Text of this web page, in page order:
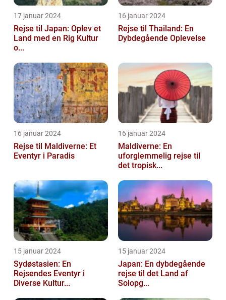
17 januar 2024
Rejse til Japan: Oplev et
Land med en Rig Kultur
o...
16 januar 2024
Rejse til Thailand: En
Dybdegående Oplevelse
16 januar 2024
Rejse til Maldiverne: Et
Eventyr i Paradis
16 januar 2024
Maldiverne: En
uforglemmelig rejse til
det tropisk...
15 januar 2024
Sydøstasien: En
Rejsendes Eventyr i
Diverse Kultur...
15 januar 2024
Japan: En dybdegående
rejse til det Land af
Solopg...